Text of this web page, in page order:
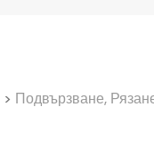
> Подвързване,